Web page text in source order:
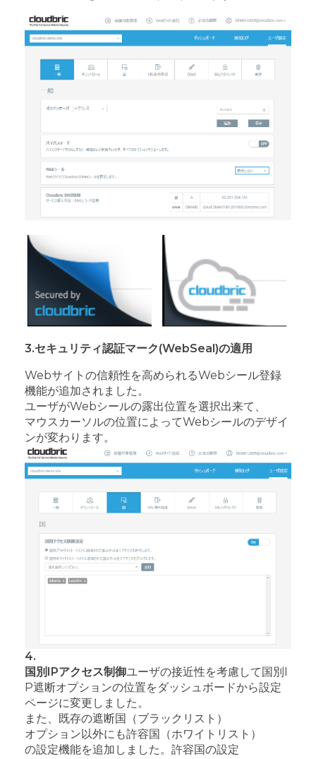
3.セキュリティ認証マーク(WebSeal)の適用
Webサイトの信頼性を高められるWebシール登録
機能が追加されました。
ユーザがWebシールの露出位置を選択出来て、
マウスカーソルの位置によってWebシールのデザイ
ンが変わります。
4.
国別IPアクセス制御ユーザの接近性を考慮して国別I
P遮断オプションの位置をダッシュボードから設定
ページに変更しました。
また、既存の遮断国（ブラックリスト）
オプション以外にも許容国（ホワイトリスト）
の設定機能を追加しました。 許容国の設定